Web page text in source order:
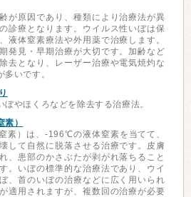
が原因であり、種類により治療法が異
診療となります。ウイルス性いぼは保
液体窒素療法や外用薬で治療します。
発見・早期治療が大切です。加齢など
去となり、レーザー治療や電気焼灼な
いです。
やほくろなどを除去する治療法。
）
素）は、-196℃の液体窒素を当てて、
して自然に脱落させる治療です。皮膚
、患部のかさぶたが剥がれ落ちること
。いぼの標準的な治療法であり、ウイ
、首のいぼの治療などに広く用いられ
適用されますが、複数回の治療が必要